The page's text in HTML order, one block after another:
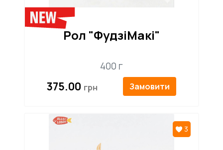
Рол "ФудзіМакі"
400 г
375.00 Замовити
3